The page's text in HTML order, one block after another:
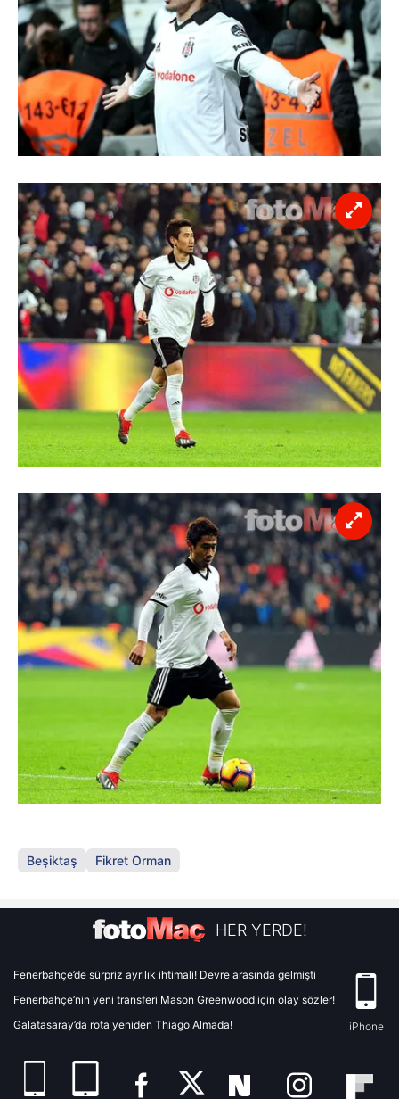
Beşiktaş Fikret Orman
HER YERDE!
Fenerbahçe’de sürpriz ayrılık ihtimali! Devre arasında gelmişti
Fenerbahçe’nin yeni transferi Mason Greenwood için olay sözler!
Galatasaray’da rota yeniden Thiago Almada!
iPhone